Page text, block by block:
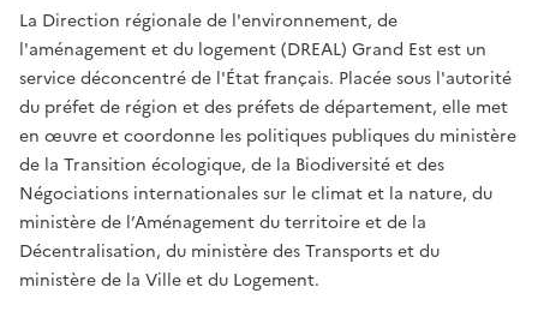
La Direction régionale de l'environnement, de
l'aménagement et du logement (DREAL) Grand Est est un
service déconcentré de l'État français. Placée sous l'autorité
du préfet de région et des préfets de département, elle met
en œuvre et coordonne les politiques publiques du ministère
de la Transition écologique, de la Biodiversité et des
Négociations internationales sur le climat et la nature, du
ministère de l’Aménagement du territoire et de la
Décentralisation, du ministère des Transports et du
ministère de la Ville et du Logement.